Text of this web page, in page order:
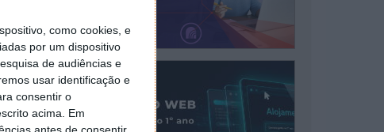
como cookies, e
por um dispositivo
de audiências e
usar identificação e
consentir o
acima. Em